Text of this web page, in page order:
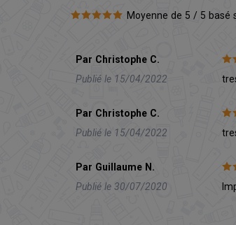
Moyenne de 5 / 5 basé
Par Christophe C.
Publié le 15/04/2022
Par Christophe C.
Publié le 15/04/2022
Par Guillaume N.
Publié le 30/07/2020